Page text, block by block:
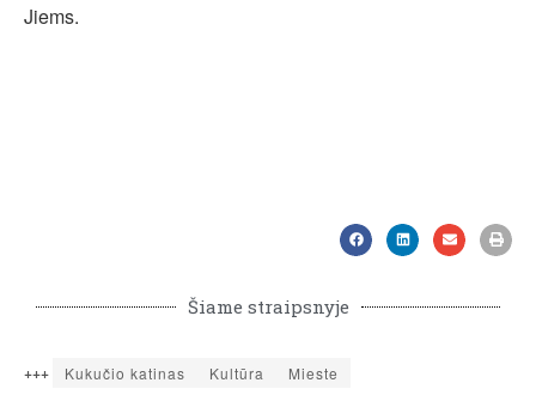
Jiems.
Šiame straipsnyje
+++ Kukučio katinas Kultūra Mieste